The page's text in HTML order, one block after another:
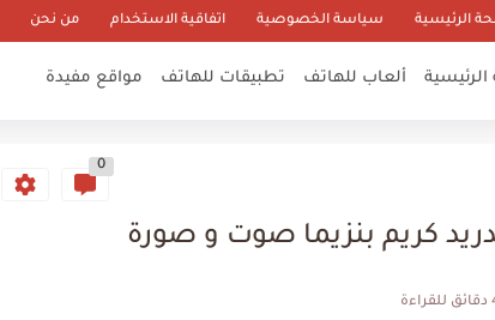
الرئيسية سياسة الخصوصية اتفاقية الاستخدام من نحن
ألعاب للهاتف تطبيقات للهاتف مواقع مفيدة
0
كريم بنزيما صوت و صورة